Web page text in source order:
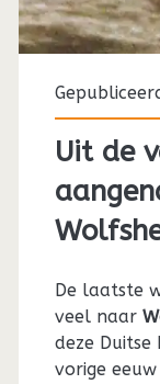
Uit de
De laatste
veel naar
deze
vorige